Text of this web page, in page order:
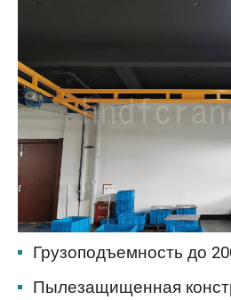
Грузоподъемность до
Пылезащищенная